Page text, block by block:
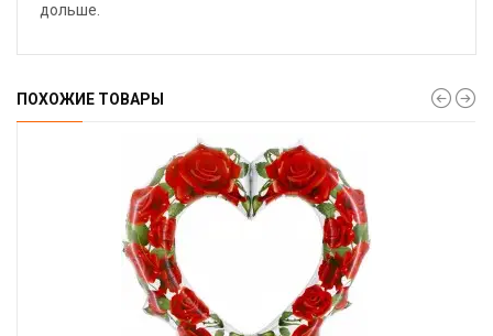
дольше.
ПОХОЖИЕ ТОВАРЫ